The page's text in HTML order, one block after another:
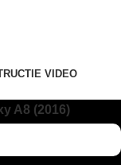
VIDEO
A8 (2016)